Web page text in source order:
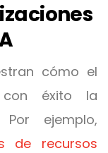
cómo el
con éxito la
Por ejemplo,
de recursos